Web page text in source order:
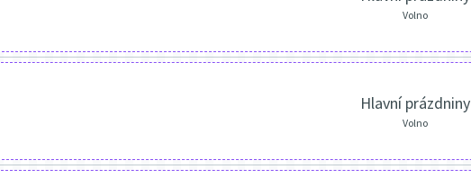
Volno
Hlavní prázdniny
Volno